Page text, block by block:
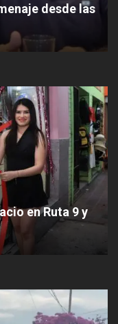
desde las
en Ruta 9 y